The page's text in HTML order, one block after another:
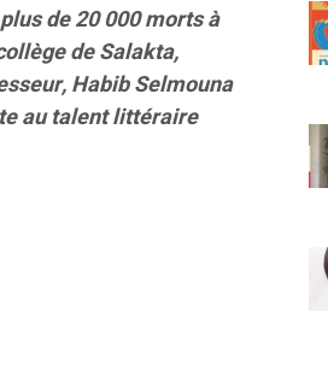
de 20 000 morts à
de Salakta,
Habib Selmouna
au talent littéraire